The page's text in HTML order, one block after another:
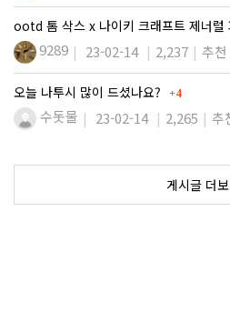
ootd 톰 삭스 x 나이키 크래프트 제너
9289 23-02-14 2,237 추
오늘 나투시 많이 드셨나요? 댓글
4
수돗물 23-02-14 2,265 추
게시글 더